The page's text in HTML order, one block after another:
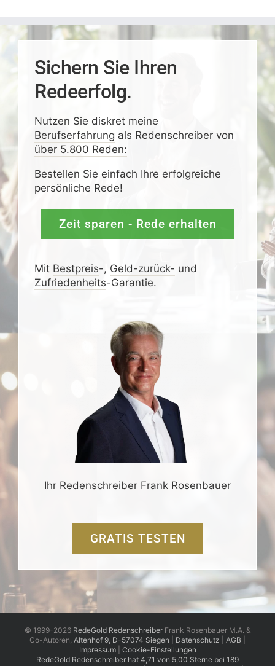
Sichern Sie Ihren
Redeerfolg.
Nutzen Sie diskretmeine
Berufserfahrung als Redenschreiber von
über 5.800 Reden:
Bestellen Sie einfach Ihre erfolgreiche
persönliche Rede!
Zeit sparen - Rede erhalten
Mit Bestpreis-, Geld-zurück- und
Zufrieden­­heits-Garantie.
Ihr Redenschreiber Frank Rosenbauer
GRATIS TESTEN
© 1999-2026 RedeGold RedenschreiberFrank Rosenbauer M.A. &
Co-Autoren, Altenhof 9, D-57074 Siegen Datenschutz AGB
Impressum| Cookie-Einstellungen
RedeGold Redenschreiber hat 4,71 von 5,00 Sterne bei 189